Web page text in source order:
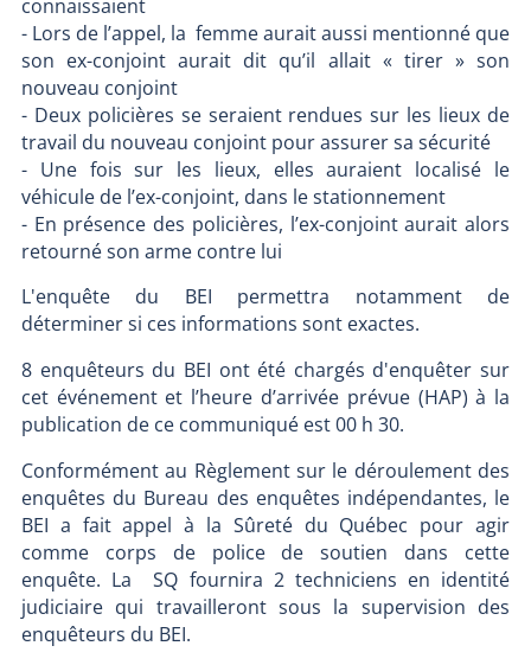
connaissaient
- Lors de l’appel, la femme aurait aussi mentionné que
son ex-conjoint aurait dit qu’il allait « tirer » son
nouveau conjoint
- Deux policières se seraient rendues sur les lieux de
travail du nouveau conjoint pour assurer sa sécurité
- Une fois sur les lieux, elles auraient localisé le
véhicule de l’ex-conjoint, dans le stationnement
- En présence des policières, l’ex-conjoint aurait alors
retourné son arme contre lui
L'enquête du BEI permettra notamment de
déterminer si ces informations sont exactes.
8 enquêteurs du BEI ont été chargés d'enquêter sur
cet événement et l’heure d’arrivée prévue (HAP) à la
publication de ce communiqué est 00 h 30.
Conformément au Règlement sur le déroulement des
enquêtes du Bureau des enquêtes indépendantes, le
BEI a fait appel à la Sûreté du Québec pour agir
comme corps de police de soutien dans cette
enquête. La SQ fournira 2 techniciens en identité
judiciaire qui travailleront sous la supervision des
enquêteurs du BEI.